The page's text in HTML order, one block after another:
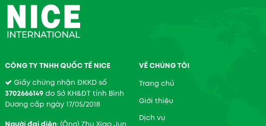
CÔNG TY TNHH QUỐC TẾ NICE
Giấy chứng nhận ĐKKD số
3702666149 do Sở KH&ĐT tỉnh Bình
Dương cấp ngày 17/05/2018
VỀ CHÚNG TÔI
Trang chủ
Giới thiệu
Dịch vụ